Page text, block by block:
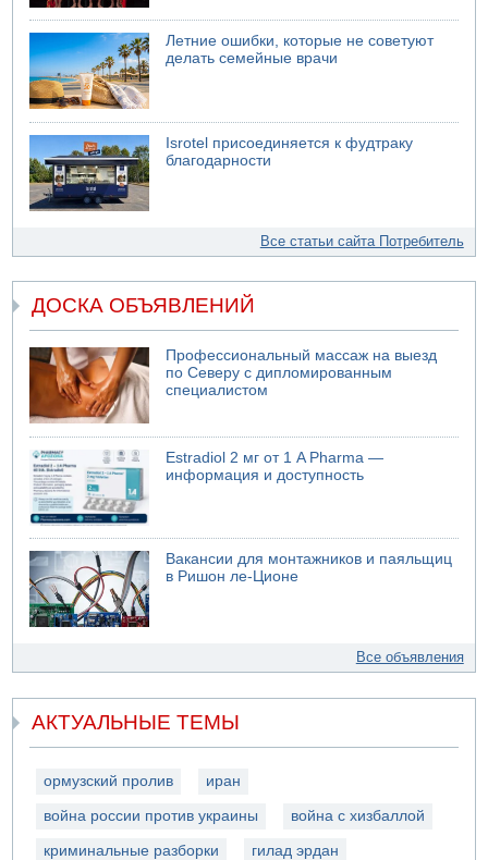
Летние ошибки, которые не советуют
делать семейные врачи
Isrotel присоединяется к фудтраку
благодарности
Все статьи сайта Потребитель
ДОСКА ОБЪЯВЛЕНИЙ
Профессиональный массаж на выезд
по Северу с дипломированным
специалистом
Estradiol 2 мг от 1 A Pharma —
информация и доступность
Вакансии для монтажников и паяльщиц
в Ришон ле-Ционе
Все объявления
АКТУАЛЬНЫЕ ТЕМЫ
ормузский пролив иран
война россии против украины война с хизбаллой
криминальные разборки гилад эрдан